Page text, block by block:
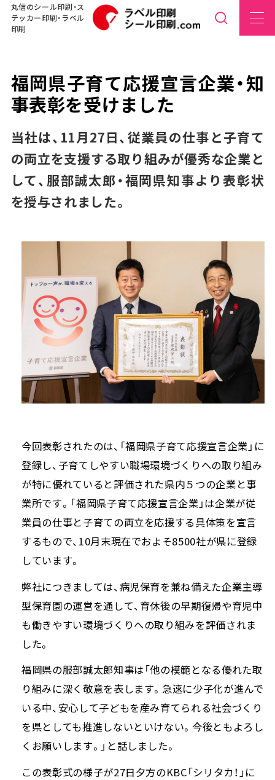
丸信のシール印刷・ス
テッカー印刷・ラベル
印刷
福岡県子育て応援宣言企業・知
事表彰を受けました
当社は、11月27日、従業員の仕事と子育て
の両立を支援する取り組みが優秀な企業と
して、服部誠太郎・福岡県知事より表彰状
を授与されました。
今回表彰されたのは、「福岡県子育て応援宣言企業」に
登録し、子育てしやすい職場環境づくりへの取り組み
が特に優れていると評価された県内５つの企業と事
業所です。「福岡県子育て応援宣言企業」は企業が従
業員の仕事と子育ての両立を応援する具体策を宣言
するもので、10月末現在でおよそ8500社が県に登録
しています。
弊社につきましては、病児保育を兼ね備えた企業主導
型保育園の運営を通して、育休後の早期復帰や育児中
も働きやすい環境づくりへの取り組みを評価されま
した。
福岡県の服部誠太郎知事は「他の模範となる優れた取
り組みに深く敬意を表します。急速に少子化が進んで
いる中、安心して子どもを産み育てられる社会づくり
を県としても推進しないといけない。今後ともよろし
くお願いします。」と話しました。
この表彰式の様子が27日夕方のKBC「シリタカ！」に